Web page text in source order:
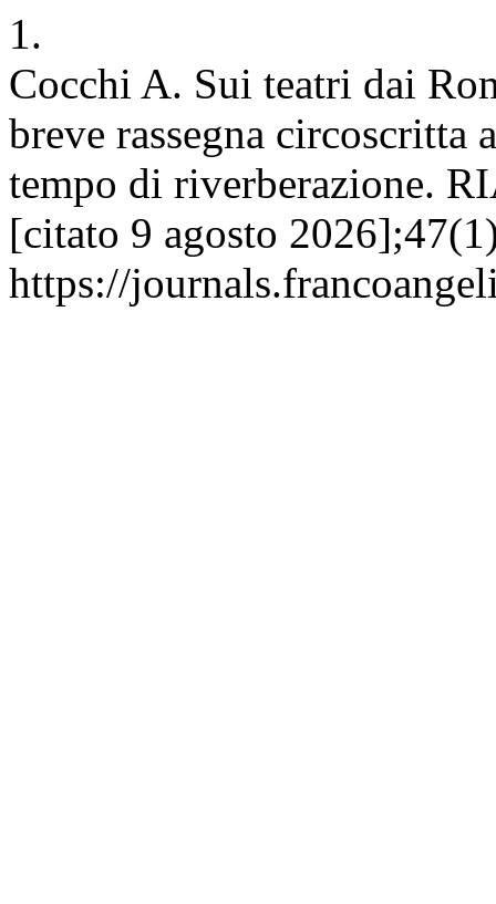
1.
Cocchi A. Sui teatri dai
breve rassegna
tempo di riverberazione.
[citato 9 agosto
https://